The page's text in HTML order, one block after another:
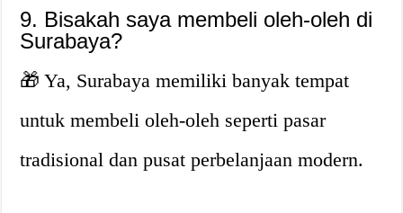
9. Bisakah saya membeli oleh-oleh di
Surabaya?
🎁 Ya, Surabaya memiliki banyak tempat
untuk membeli oleh-oleh seperti pasar
tradisional dan pusat perbelanjaan modern.